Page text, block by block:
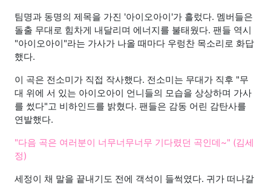
팀명과 동명의 제목을 가진 '아이오아이'가 흘렀다. 멤버들은
돌출 무대로 힘차게 내달리며 에너지를 불태웠다. 팬들 역시
"아이오아이"라는 가사가 나올 때마다 우렁찬 목소리로 화답
했다.
이 곡은 전소미가 직접 작사했다. 전소미는 무대가 직후 "무
대 위에 서 있는 아이오아이 언니들의 모습을 상상하며 가사
를 썼다"고 비하인드를 밝혔다. 팬들은 감동 어린 감탄사를
연발했다.
"다음 곡은 여러분이 너무너무너무 기다렸던 곡인데~" (김세
정)
세정이 채 말을 끝내기도 전에 객석이 들썩였다. 귀가 떠나갈